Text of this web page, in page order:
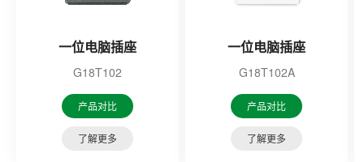
一位电脑插座
G18T102
产品对比
了解更多
一位电脑插座
G18T102A
产品对比
了解更多